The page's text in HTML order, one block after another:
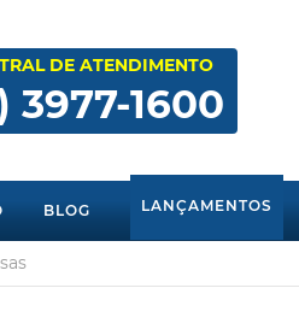
DE ATENDIMENTO
3977-1600
BLOG LANÇAMENTOS